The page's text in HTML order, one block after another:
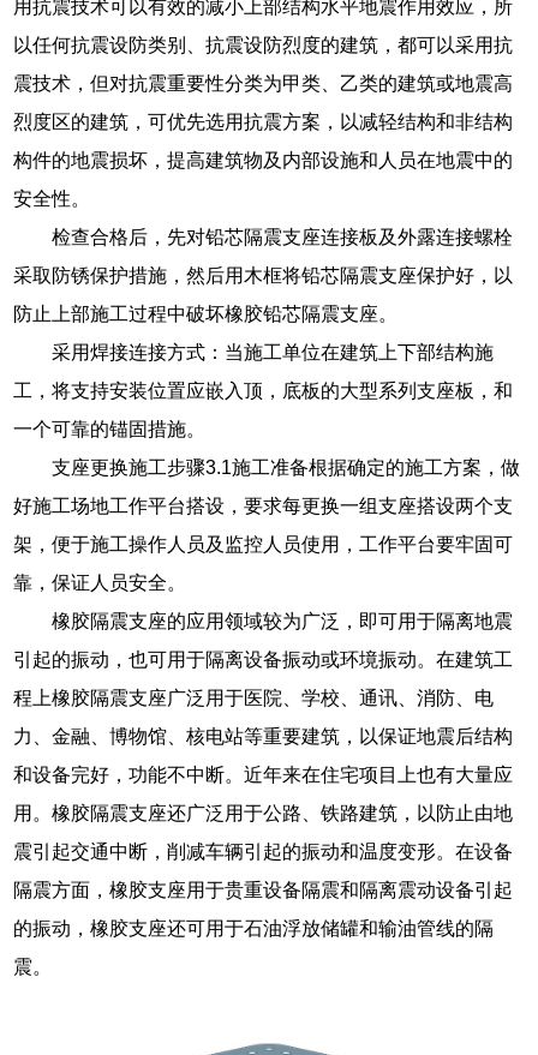
用抗震技术可以有效的减小上部结构水平地震作用效应，所
以任何抗震设防类别、抗震设防烈度的建筑，都可以采用抗
震技术，但对抗震重要性分类为甲类、乙类的建筑或地震高
烈度区的建筑，可优先选用抗震方案，以减轻结构和非结构
构件的地震损坏，提高建筑物及内部设施和人员在地震中的
安全性。
检查合格后，先对铅芯隔震支座连接板及外露连接螺栓
采取防锈保护措施，然后用木框将铅芯隔震支座保护好，以
防止上部施工过程中破坏橡胶铅芯隔震支座。
采用焊接连接方式：当施工单位在建筑上下部结构施
工，将支持安装位置应嵌入顶，底板的大型系列支座板，和
一个可靠的锚固措施。
支座更换施工步骤3.1施工准备根据确定的施工方案，做
好施工场地工作平台搭设，要求每更换一组支座搭设两个支
架，便于施工操作人员及监控人员使用，工作平台要牢固可
靠，保证人员安全。
橡胶隔震支座的应用领域较为广泛，即可用于隔离地震
引起的振动，也可用于隔离设备振动或环境振动。在建筑工
程上橡胶隔震支座广泛用于医院、学校、通讯、消防、电
力、金融、博物馆、核电站等重要建筑，以保证地震后结构
和设备完好，功能不中断。近年来在住宅项目上也有大量应
用。橡胶隔震支座还广泛用于公路、铁路建筑，以防止由地
震引起交通中断，削减车辆引起的振动和温度变形。在设备
隔震方面，橡胶支座用于贵重设备隔震和隔离震动设备引起
的振动，橡胶支座还可用于石油浮放储罐和输油管线的隔
震。